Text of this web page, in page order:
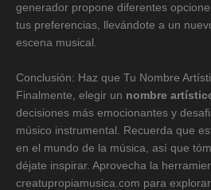
generador propone diferentes
tus preferencias, llevándote a un
escena musical.
Conclusión: Haz que Tu Nombre
Finalmente, elegir un nombre
decisiones más emocionantes y
músico instrumental. Recuerda que
en el mundo de la música, así que
déjate inspirar. Aprovecha la
creatupropiamusica.com para